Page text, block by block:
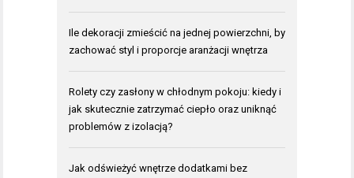
Ile dekoracji zmieścić na jednej powierzchni, by
zachować styl i proporcje aranżacji wnętrza
Rolety czy zasłony w chłodnym pokoju: kiedy i
jak skutecznie zatrzymać ciepło oraz uniknąć
problemów z izolacją?
Jak odświeżyć wnętrze dodatkami bez